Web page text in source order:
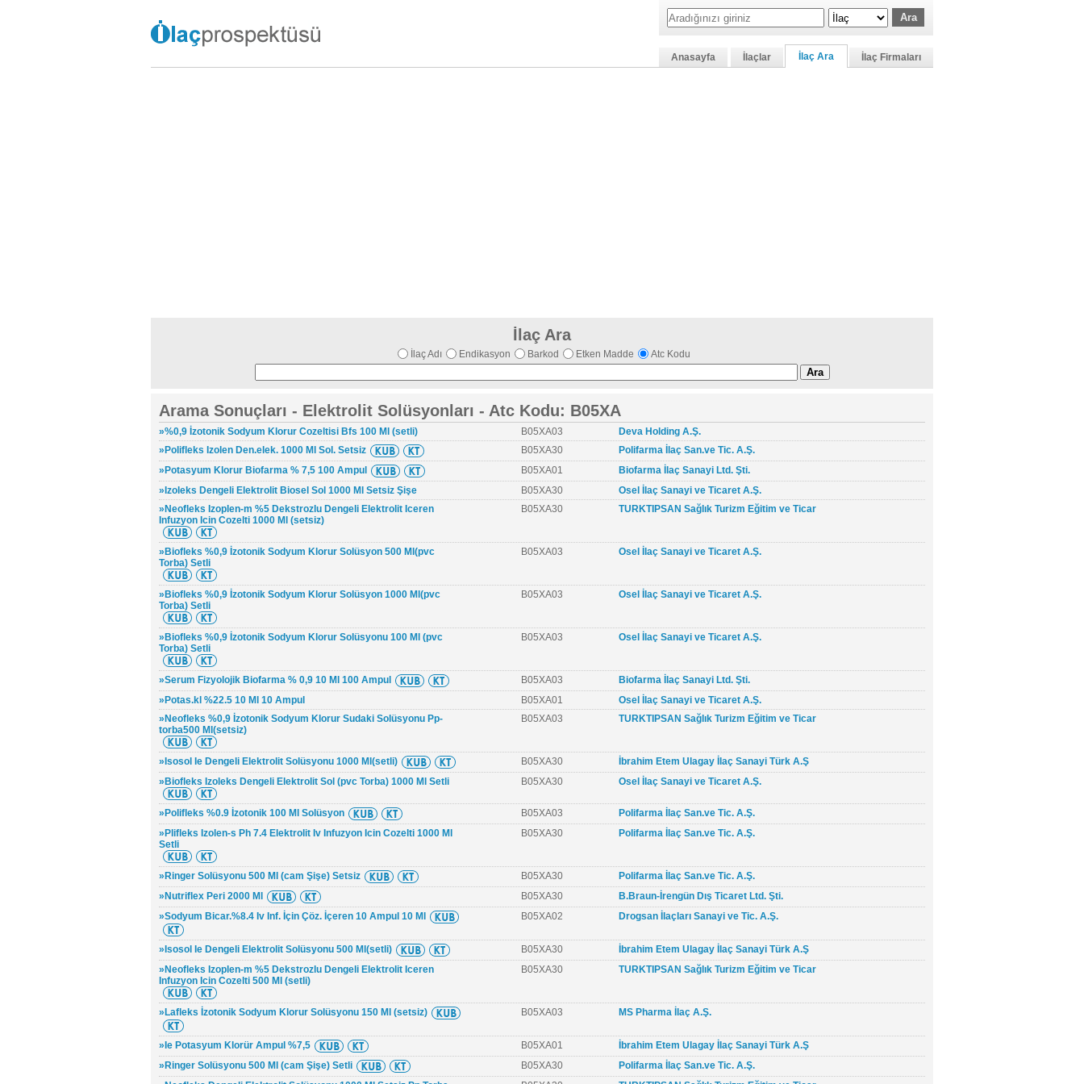
Anasayfa İlaçlar İlaç Ara İlaç Firmaları
İlaç Ara
İlaç Adı Endikasyon Barkod Etken Madde Atc Kodu
Arama Sonuçları - Elektrolit Solüsyonları - Atc Kodu: B05XA
»%0,9 İzotonik Sodyum Klorur Cozeltisi Bfs 100 Ml (setli) B05XA03
Deva Holding A.Ş.
»Polifleks Izolen Den.elek. 1000 Ml Sol. Setsiz
B05XA30
Polifarma İlaç San.ve Tic. A.Ş.
»Potasyum Klorur Biofarma % 7,5 100 Ampul
B05XA01
Biofarma İlaç Sanayi Ltd. Şti.
»Izoleks Dengeli Elektrolit Biosel Sol 1000 Ml Setsiz Şişe
B05XA30
Osel İlaç Sanayi ve Ticaret A.Ş.
»Neofleks Izoplen-m %5 Dekstrozlu Dengeli Elektrolit Iceren
Infuzyon Icin Cozelti 1000 Ml (setsiz)
B05XA30 TURKTIPSAN Sağlık Turizm Eğitim ve Ticar
»Biofleks %0,9 İzotonik Sodyum Klorur Solüsyon 500 Ml(pvc
Torba) Setli
B05XA03 Osel İlaç Sanayi ve Ticaret A.Ş.
»Biofleks %0,9 İzotonik Sodyum Klorur Solüsyon 1000 Ml(pvc
Torba) Setli
B05XA03 Osel İlaç Sanayi ve Ticaret A.Ş.
»Biofleks %0,9 İzotonik Sodyum Klorur Solüsyonu 100 Ml (pvc
Torba) Setli
B05XA03 Osel İlaç Sanayi ve Ticaret A.Ş.
»Serum Fizyolojik Biofarma % 0,9 10 Ml 100 Ampul B05XA03
Biofarma İlaç Sanayi Ltd. Şti.
»Potas.kl %22.5 10 Ml 10 Ampul
B05XA01
Osel İlaç Sanayi ve Ticaret A.Ş.
»Neofleks %0,9 İzotonik Sodyum Klorur Sudaki Solüsyonu Pp-
torba500 Ml(setsiz)
B05XA03 TURKTIPSAN Sağlık Turizm Eğitim ve Ticar
»Isosol Ie Dengeli Elektrolit Solüsyonu 1000 Ml(setli) B05XA30
İbrahim Etem Ulagay İlaç Sanayi Türk A.Ş
»Biofleks Izoleks Dengeli Elektrolit Sol (pvc Torba) 1000 Ml Setli
B05XA30 Osel İlaç Sanayi ve Ticaret A.Ş.
»Polifleks %0.9 İzotonik 100 Ml Solüsyon B05XA03
Polifarma İlaç San.ve Tic. A.Ş.
»Plifleks Izolen-s Ph 7.4 Elektrolit Iv Infuzyon Icin Cozelti 1000 Ml
Setli
B05XA30 Polifarma İlaç San.ve Tic. A.Ş.
»Ringer Solüsyonu 500 Ml (cam Şişe) Setsiz B05XA30
Polifarma İlaç San.ve Tic. A.Ş.
»Nutriflex Peri 2000 Ml
B05XA30
B.Braun-İrengün Dış Ticaret Ltd. Şti.
»Sodyum Bicar.%8.4 Iv Inf. İçin Çöz. İçeren 10 Ampul 10 Ml
B05XA02 Drogsan İlaçları Sanayi ve Tic. A.Ş.
»Isosol Ie Dengeli Elektrolit Solüsyonu 500 Ml(setli) B05XA30
İbrahim Etem Ulagay İlaç Sanayi Türk A.Ş
»Neofleks Izoplen-m %5 Dekstrozlu Dengeli Elektrolit Iceren
Infuzyon Icin Cozelti 500 Ml (setli)
B05XA30 TURKTIPSAN Sağlık Turizm Eğitim ve Ticar
»Lafleks İzotonik Sodyum Klorur Solüsyonu 150 Ml (setsiz) B05XA03 MS Pharma İlaç A.Ş.
»Ie Potasyum Klorür Ampul %7,5 B05XA01
İbrahim Etem Ulagay İlaç Sanayi Türk A.Ş
»Ringer Solüsyonu 500 Ml (cam Şişe) Setli
B05XA30
Polifarma İlaç San.ve Tic. A.Ş.